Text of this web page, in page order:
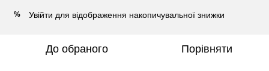
% Увійти для відображення накопичувальної знижки
До обраного Порівняти